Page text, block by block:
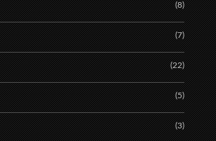
(8)
(7)
(22)
(5)
(3)